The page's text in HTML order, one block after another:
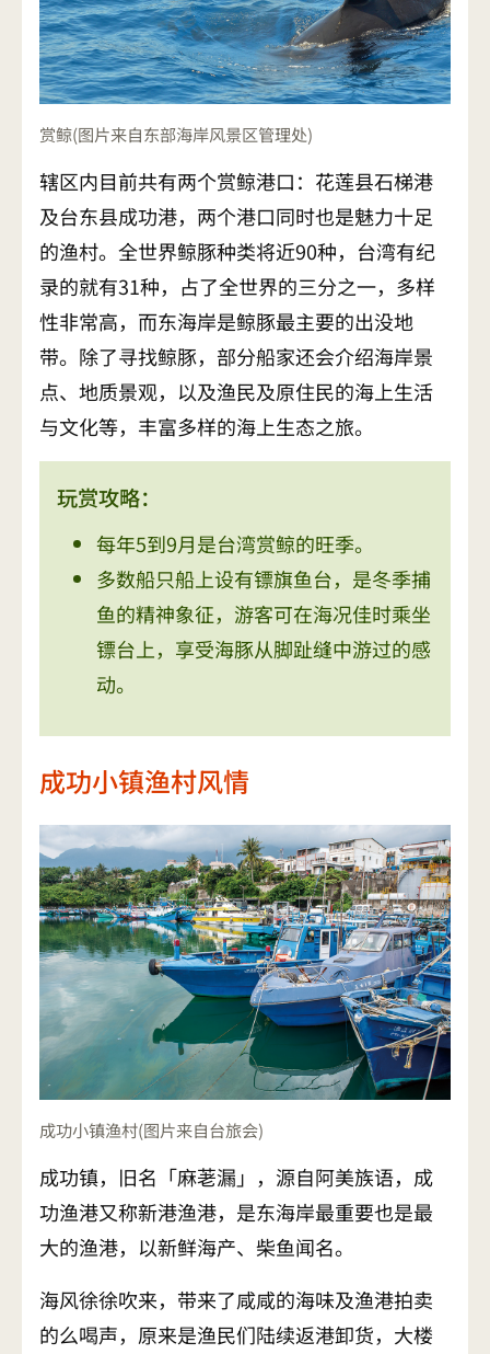
赏鲸(图片来自东部海岸风景区管理处)
辖区内目前共有两个赏鲸港口：花莲县石梯港
及台东县成功港，两个港口同时也是魅力十足
的渔村。全世界鲸豚种类将近90种，台湾有纪
录的就有31种，占了全世界的三分之一，多样
性非常高，而东海岸是鲸豚最主要的出没地
带。除了寻找鲸豚，部分船家还会介绍海岸景
点、地质景观，以及渔民及原住民的海上生活
与文化等，丰富多样的海上生态之旅。
玩赏攻略：
每年5到9月是台湾赏鲸的旺季。
多数船只船上设有镖旗鱼台，是冬季捕
鱼的精神象征，游客可在海况佳时乘坐
镖台上，享受海豚从脚趾缝中游过的感
动。
成功小镇渔村风情
成功小镇渔村(图片来自台旅会)
成功镇，旧名「麻荖漏」，源自阿美族语，成
功渔港又称新港渔港，是东海岸最重要也是最
大的渔港，以新鲜海产、柴鱼闻名。
海风徐徐吹来，带来了咸咸的海味及渔港拍卖
的么喝声，原来是渔民们陆续返港卸货，大楼